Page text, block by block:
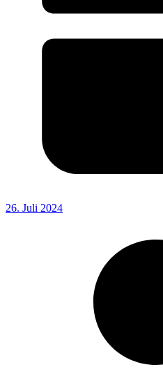
26. Juli 2024